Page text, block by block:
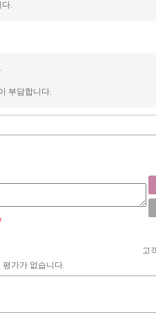
.
부담합니다.
고
평가가 없습니다.